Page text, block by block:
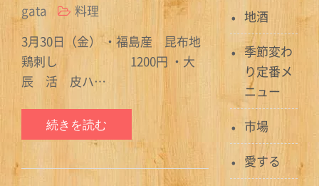
gata
料理
3月30日（金） ・福島産 昆布地
鶏刺し 1200円 ・大
辰 活 皮ハ…
続きを読む
地酒
季節変わ
り定番メ
ニュー
市場
愛する